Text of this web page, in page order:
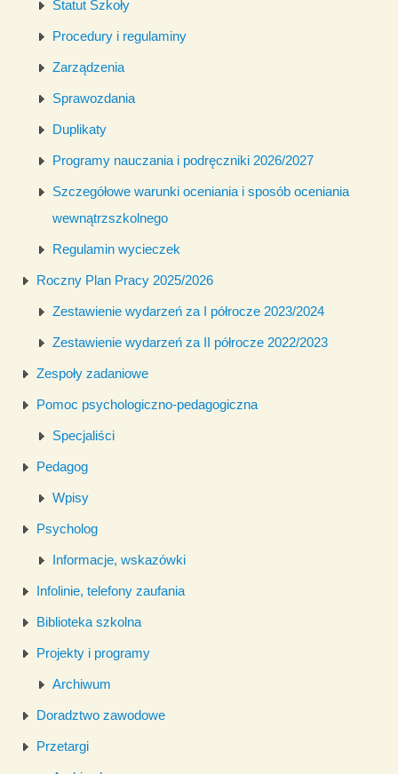
Statut Szkoły
Procedury i regulaminy
Zarządzenia
Sprawozdania
Duplikaty
Programy nauczania i podręczniki 2026/2027
Szczegółowe warunki oceniania i sposób oceniania
wewnątrzszkolnego
Regulamin wycieczek
Roczny Plan Pracy 2025/2026
Zestawienie wydarzeń za I półrocze 2023/2024
Zestawienie wydarzeń za II półrocze 2022/2023
Zespoły zadaniowe
Pomoc psychologiczno-pedagogiczna
Specjaliści
Pedagog
Wpisy
Psycholog
Informacje, wskazówki
Infolinie, telefony zaufania
Biblioteka szkolna
Projekty i programy
Archiwum
Doradztwo zawodowe
Przetargi